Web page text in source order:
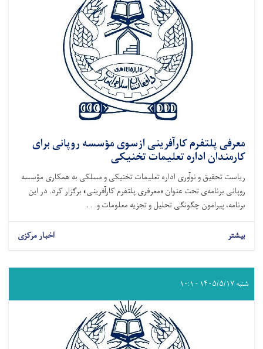
معرفی پلتفرم کارآفرینی ازسوی مؤسسه روپانی برای
کارمندان اداره تعلیمات تخنیکی
ریاست تحقیق و نوآوری اداره تعلیمات تخنیکی و مسلکی به همکاری مؤسسه
روپانی برنامه‌ی تحت عنوان «معرفری پلتفرم کارآفرینی» برگزار کرد. در این
برنامه، پیرامون چگونگی تحلیل و تجزیه معلومات و. . .
بیشتر اخبار مرکزی
شنبه ۱۴۰۵/۵/۱۷ - ۱۰:۱